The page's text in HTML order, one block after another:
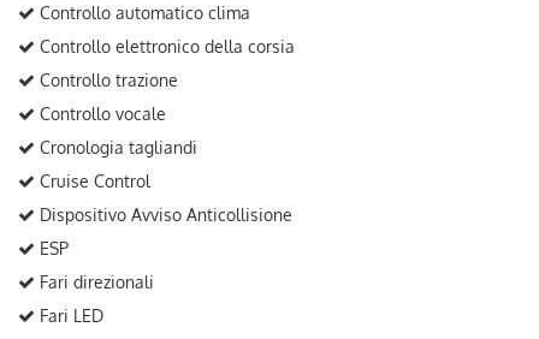
Controllo automatico clima
Controllo elettronico della corsia
Controllo trazione
Controllo vocale
Cronologia tagliandi
Cruise Control
Dispositivo Avviso Anticollisione
ESP
Fari direzionali
Fari LED